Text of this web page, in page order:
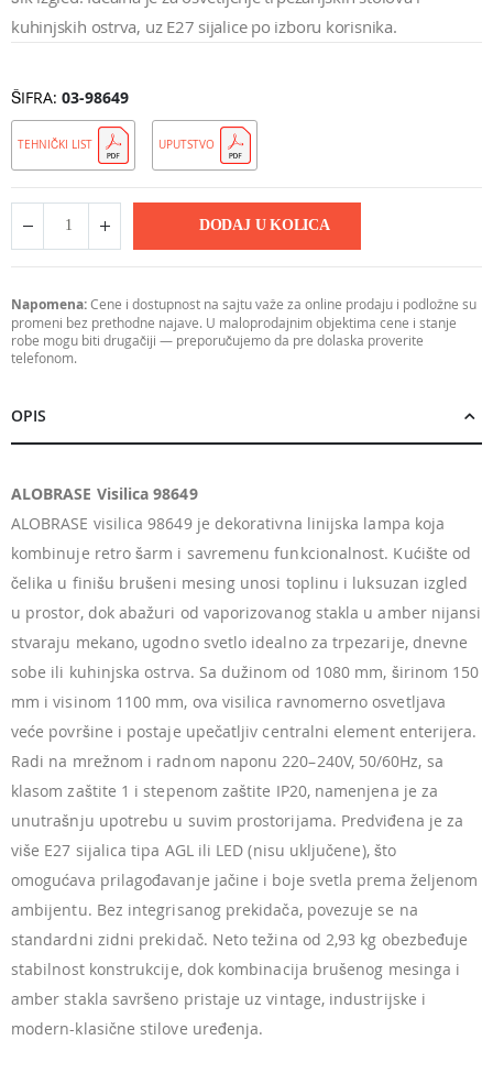
kuhinjskih ostrva, uz E27 sijalice po izboru korisnika.
ŠIFRA 03-98649
TEHNIČKI LIST UPUTSTVO
DODAJ U KOLICA
Napomena:Cene i dostupnost na sajtu važe za online prodaju i podložne su
promeni bez prethodne najave. U maloprodajnim objektima cene i stanje
robe mogu biti drugačiji — preporučujemo da pre dolaska proverite
telefonom.
OPIS
ALOBRASE Visilica 98649
ALOBRASE visilica 98649 je dekorativna linijska lampa koja
kombinuje retro šarm i savremenu funkcionalnost. Kućište od
čelika u finišu brušeni mesing unosi toplinu i luksuzan izgled
u prostor, dok abažuri od vaporizovanog stakla u amber nijansi
stvaraju mekano, ugodno svetlo idealno za trpezarije, dnevne
sobe ili kuhinjska ostrva. Sa dužinom od 1080 mm, širinom 150
mm i visinom 1100 mm, ova visilica ravnomerno osvetljava
veće površine i postaje upečatljiv centralni element enterijera.
Radi na mrežnom i radnom naponu 220–240V, 50/60Hz, sa
klasom zaštite 1 i stepenom zaštite IP20, namenjena je za
unutrašnju upotrebu u suvim prostorijama. Predviđena je za
više E27 sijalica tipa AGL ili LED (nisu uključene), što
omogućava prilagođavanje jačine i boje svetla prema željenom
ambijentu. Bez integrisanog prekidača, povezuje se na
standardni zidni prekidač. Neto težina od 2,93 kg obezbeđuje
stabilnost konstrukcije, dok kombinacija brušenog mesinga i
amber stakla savršeno pristaje uz vintage, industrijske i
modern-klasične stilove uređenja.